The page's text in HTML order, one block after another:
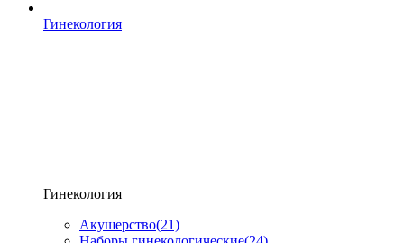
Гинекология
Гинекология
Акушерство(21)